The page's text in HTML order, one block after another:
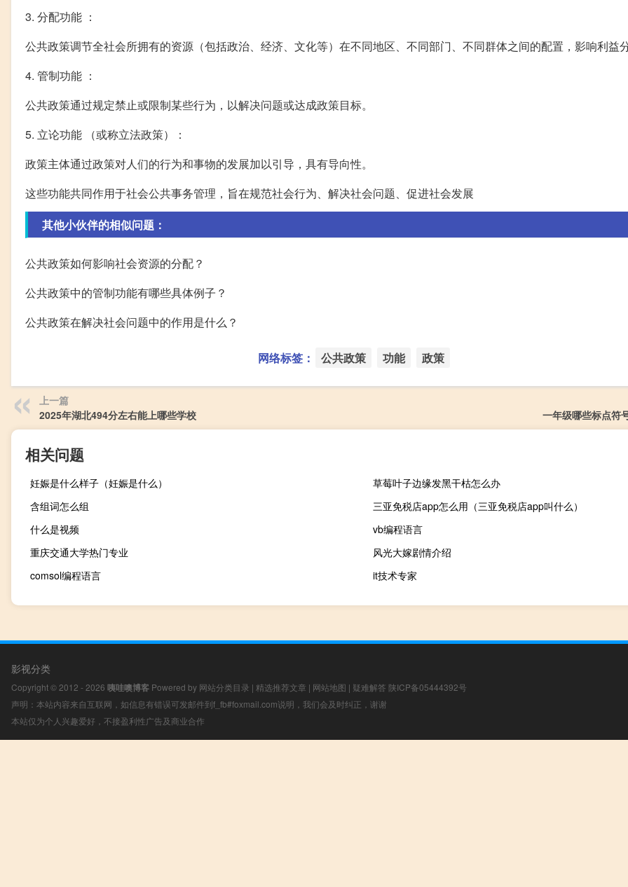
3. 分配功能 ：
公共政策调节全社会所拥有的资源（包括政治、经济、文化等）在不同地区、不同部门、不同群体之间的配置，影响利益
4. 管制功能 ：
公共政策通过规定禁止或限制某些行为，以解决问题或达成政策目标。
5. 立论功能 （或称立法政策）：
政策主体通过政策对人们的行为和事物的发展加以引导，具有导向性。
这些功能共同作用于社会公共事务管理，旨在规范社会行为、解决社会问题、促进社会发展
其他小伙伴的相似问题：
公共政策如何影响社会资源的分配？
公共政策中的管制功能有哪些具体例子？
公共政策在解决社会问题中的作用是什么？
网络标签： 公共政策 功能 政策
上一篇
2025年湖北494分左右能上哪些学校
一年级哪些标点符
相关问题
妊娠是什么样子（妊娠是什么）
草莓叶子边缘发黑干枯怎么办
含组词怎么组
三亚免税店app怎么用（三亚免税店app叫什么）
什么是视频
vb编程语言
重庆交通大学热门专业
风光大嫁剧情介绍
comsol编程语言
it技术专家
影视分类
Copyright © 2012 - 2026 咦哇噢博客 Powered by 网站分类目录 | 精选推荐文章 | 网站地图 | 疑难解答 陕ICP备05444392号
声明：本站内容来自互联网，如信息有错误可发邮件到f_fb#foxmail.com说明，我们会及时纠正，谢谢
本站仅为个人兴趣爱好，不接盈利性广告及商业合作